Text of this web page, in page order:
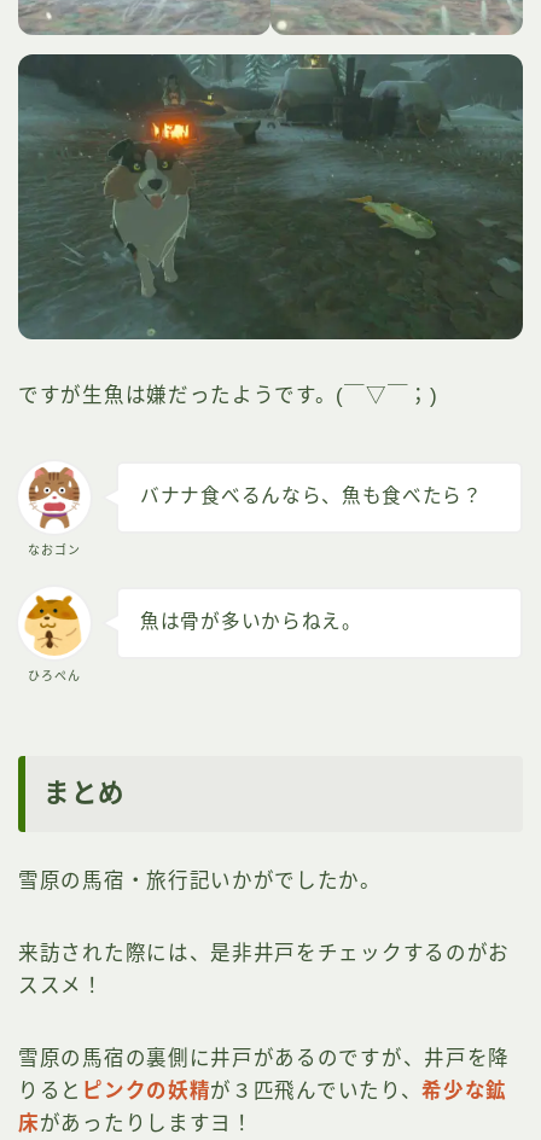
ですが生魚は嫌だったようです。(￣▽￣；)
なおゴン
バナナ食べるんなら、魚も食べたら？
ひろぺん
魚は骨が多いからねえ。
まとめ
雪原の馬宿・旅行記いかがでしたか。
来訪された際には、是非井戸をチェックするのがお
ススメ！
雪原の馬宿の裏側に井戸があるのですが、井戸を降
りると ピンクの妖精が３匹飛んでいたり、希少な鉱
床があったりしますヨ！